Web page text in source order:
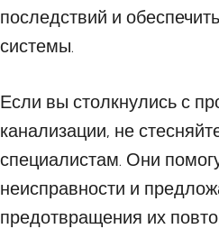
последствий и
системы.
Если вы столкнулись с
канализации, не
специалистам. Они
неисправности и
предотвращения их